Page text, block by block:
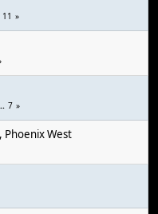
11
7
Phoenix West